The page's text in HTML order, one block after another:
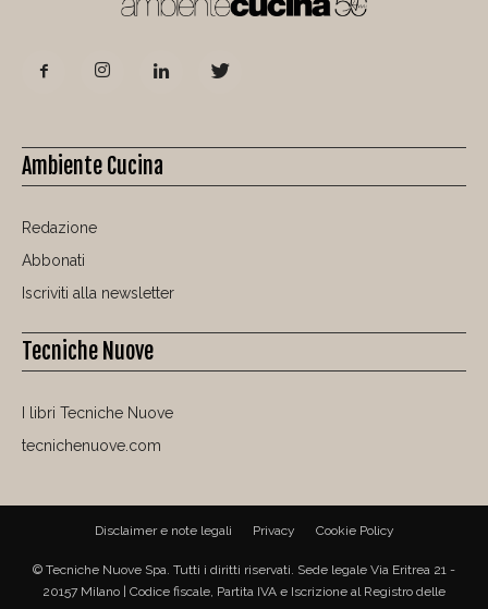
Ambiente Cucina
Redazione
Abbonati
Iscriviti alla newsletter
Tecniche Nuove
I libri Tecniche Nuove
tecnichenuove.com
Disclaimer e note legali Privacy Cookie Policy
© Tecniche Nuove Spa. Tutti i diritti riservati. Sede legale Via Eritrea 21 -
20157 Milano | Codice fiscale, Partita IVA e Iscrizione al Registro delle